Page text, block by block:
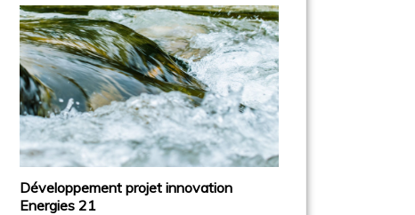
Développement projet innovation
Energies 21